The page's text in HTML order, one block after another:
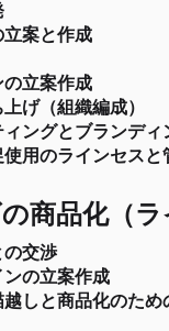
案と作成
立案作成
げ（組織編成）
ングとブランディ
用のラインセスと
商品化（ラ
の交渉
の立案作成
しと商品化のため